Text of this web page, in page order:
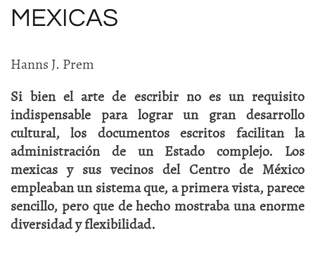
MEXICAS
Hanns J. Prem
Si bien el arte de escribir no es un requisito
indispensable para lograr un gran desarrollo
cultural,los documentos escritos facilitan la
administración de un Estado complejo. Los
mexicas y sus vecinos del Centro de México
empleaban un sistema que, a primera vista, parece
sencillo, pero que de hecho mostraba una enorme
diversidad y flexibilidad.